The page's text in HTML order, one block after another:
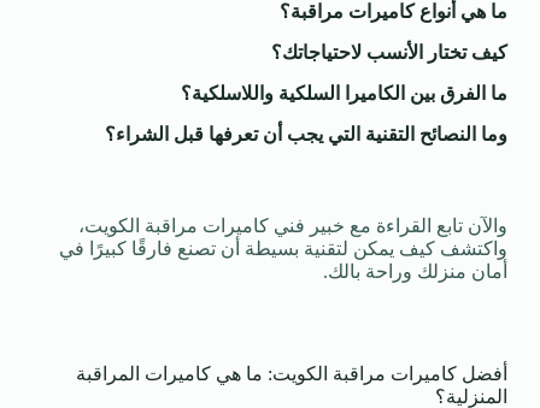
ما هي أنواع كاميرات مراقبة؟
كيف تختار الأنسب لاحتياجاتك؟
ما الفرق بين الكاميرا السلكية واللاسلكية؟
وما النصائح التقنية التي يجب أن تعرفها قبل الشراء؟
والآن تابع القراءة مع خبير فني كاميرات مراقبة الكويت،
واكتشف كيف يمكن لتقنية بسيطة أن تصنع فارقًا كبيرًا في
أمان منزلك وراحة بالك.
أفضل كاميرات مراقبة الكويت: ما هي كاميرات المراقبة
المنزلية؟